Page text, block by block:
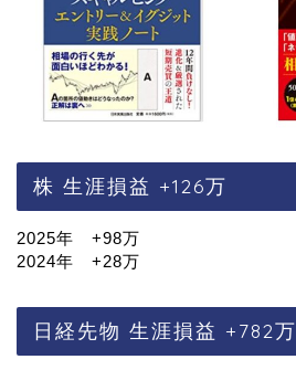
株 生涯損益 +126万
2025年 +98万
2024年 +28万
日経先物 生涯損益 +782万